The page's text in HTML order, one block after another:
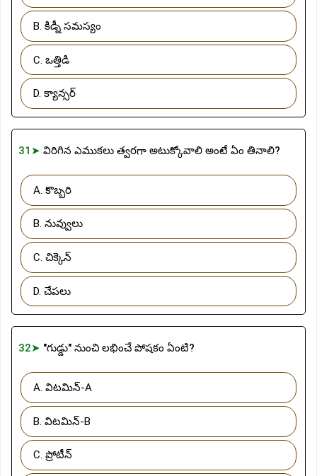
B. కిడ్నీ సమస్యం
C. ఒత్తిడి
D. క్యాన్సర్
31➤ విరిగిన ఎముకలు త్వరగా అటుక్కోవాలి అంటే ఏం తినాలి?
A. కొబ్బరి
B. నువ్వులు
C. చిక్కెన్
D. చేపలు
32➤ "గుడ్డు" నుంచి లభించే పోషకం ఏంటి?
A. విటమిన్-A
B. విటమిన్-B
C. ప్రోటీన్